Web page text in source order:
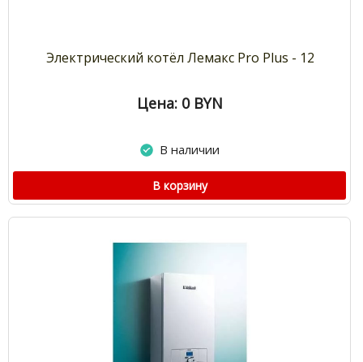
Электрический котёл Лемакс Pro Plus - 12
Цена: 0 BYN
В наличии
В корзину